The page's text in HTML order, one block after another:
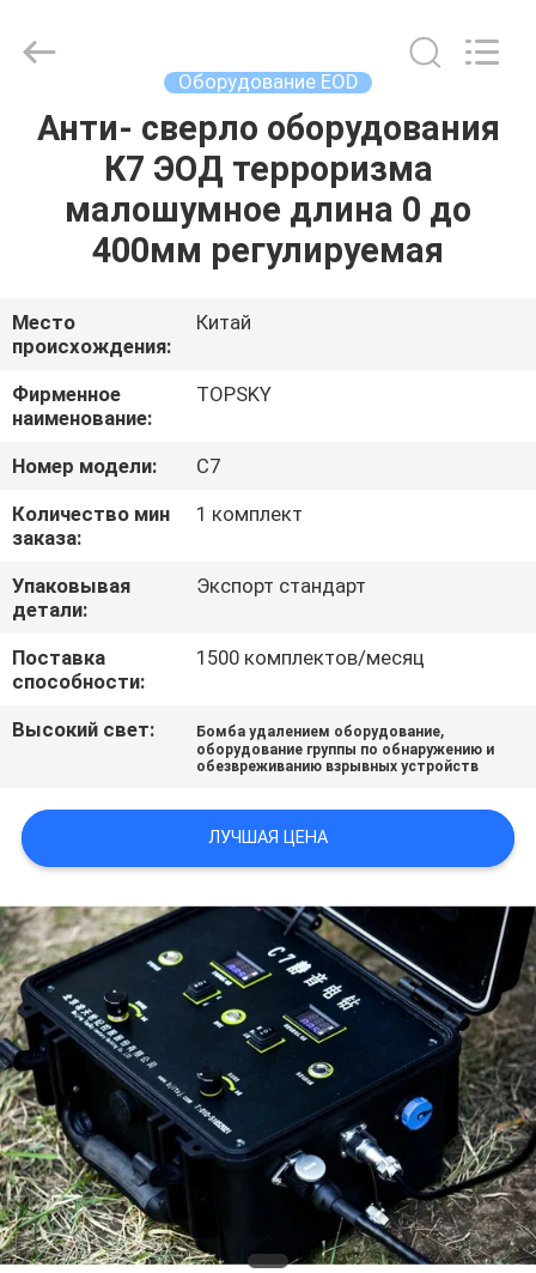
ДОМ
ПРОДУКТЫ
НАС
ПУТЕШЕСТВИЕ
ФАБРИКИ
ПРОВЕРКА
КАЧЕСТВА
СВЯЖИТЕСЬ
МЫ
СПРОСИТЕ
КАРТА
САЙТА
PRIVACY
POLICY
Century Holding Co.,Ltd.
Оборудование EOD
Анти- сверло оборудования
К7 ЭОД терроризма
малошумное длина 0 до
400мм регулируемая
Место
происхождения:
Китай
Фирменное
наименование:
TOPSKY
Номер модели:
C7
Количество мин
заказа:
1 комплект
Упаковывая
детали:
Экспорт стандарт
Поставка
способности:
1500 комплектов/месяц
Высокий свет: Бомба удалением оборудование,
оборудование группы по обнаружению и
обезвреживанию взрывных устройств
ЛУЧШАЯ ЦЕНА